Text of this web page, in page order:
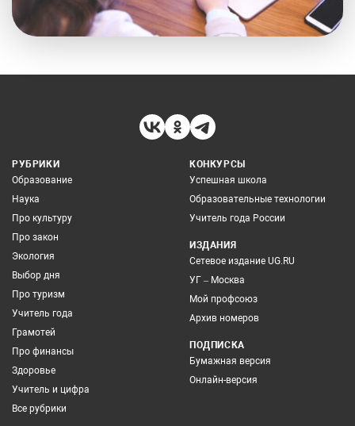
РУБРИКИ
Образование
Наука
Про культуру
Про закон
Экология
Выбор дня
Про туризм
Учитель года
Грамотей
Про финансы
Здоровье
Учитель и цифра
Все рубрики
КОНКУРСЫ
Успешная школа
Образовательные технологии
Учитель года России
ИЗДАНИЯ
Сетевое издание UG.RU
УГ – Москва
Мой профсоюз
Архив номеров
ПОДПИСКА
Бумажная версия
Онлайн-версия